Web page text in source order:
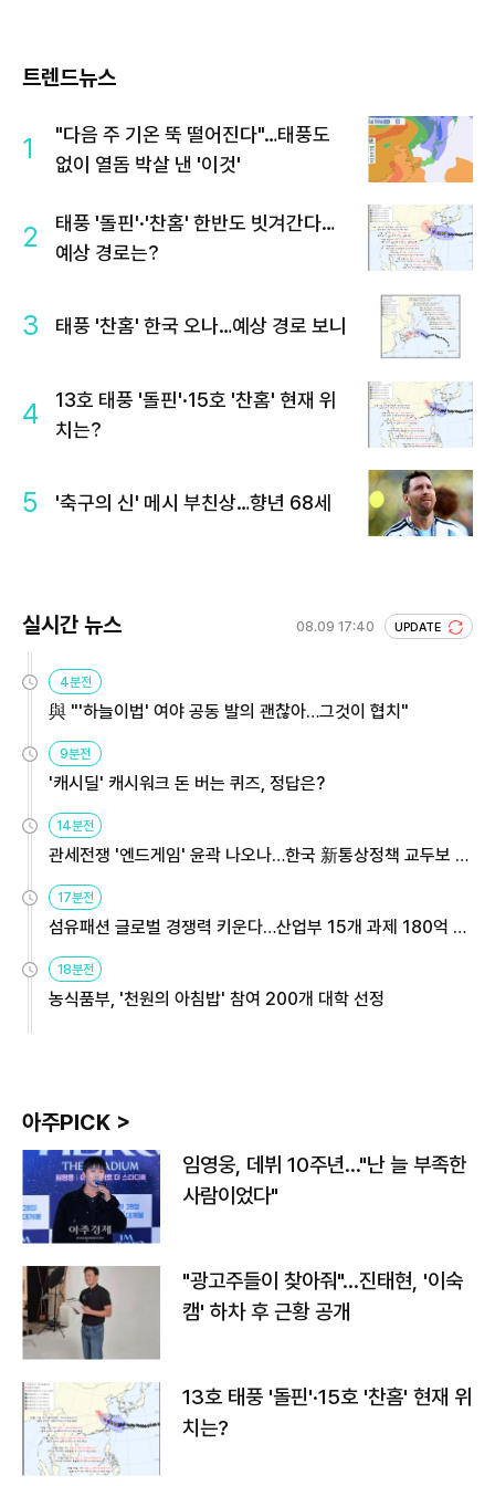
트렌드뉴스
1
"다음 주 기온 뚝 떨어진다"…태풍도
없이 열돔 박살 낸 '이것'
2
태풍 '돌핀'·'찬홈' 한반도 빗겨간다…
예상 경로는?
3 태풍 '찬홈' 한국 오나…예상 경로 보니
4
13호 태풍 '돌핀'·15호 '찬홈' 현재 위
치는?
5 '축구의 신' 메시 부친상…향년 68세
실시간 뉴스 08.09 17:40 UPDATE
4분전
與 "'하늘이법' 여야 공동 발의 괜찮아…그것이 협치"
9분전
'캐시딜' 캐시워크 돈 버는 퀴즈, 정답은?
14분전
관세전쟁 '엔드게임' 윤곽 나오나…한국 新통상정책 교두보 활
17분전
섬유패션 글로벌 경쟁력 키운다…산업부 15개 과제 180억 지
18분전
농식품부, '천원의 아침밥' 참여 200개 대학 선정
아주PICK >
임영웅, 데뷔 10주년…"난 늘 부족한
사람이었다"
"광고주들이 찾아줘"…진태현, '이숙
캠' 하차 후 근황 공개
13호 태풍 '돌핀'·15호 '찬홈' 현재 위
치는?